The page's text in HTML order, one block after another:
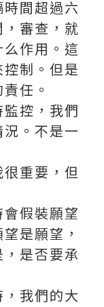
間超過六
審查，就
作用。這
制。但是
任。
控，我們
。不是一
重要，但
假裝願望
是願望，
是否要承
我們的大